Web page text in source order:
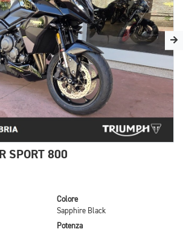
SPORT 800
Colore
Sapphire Black
Potenza